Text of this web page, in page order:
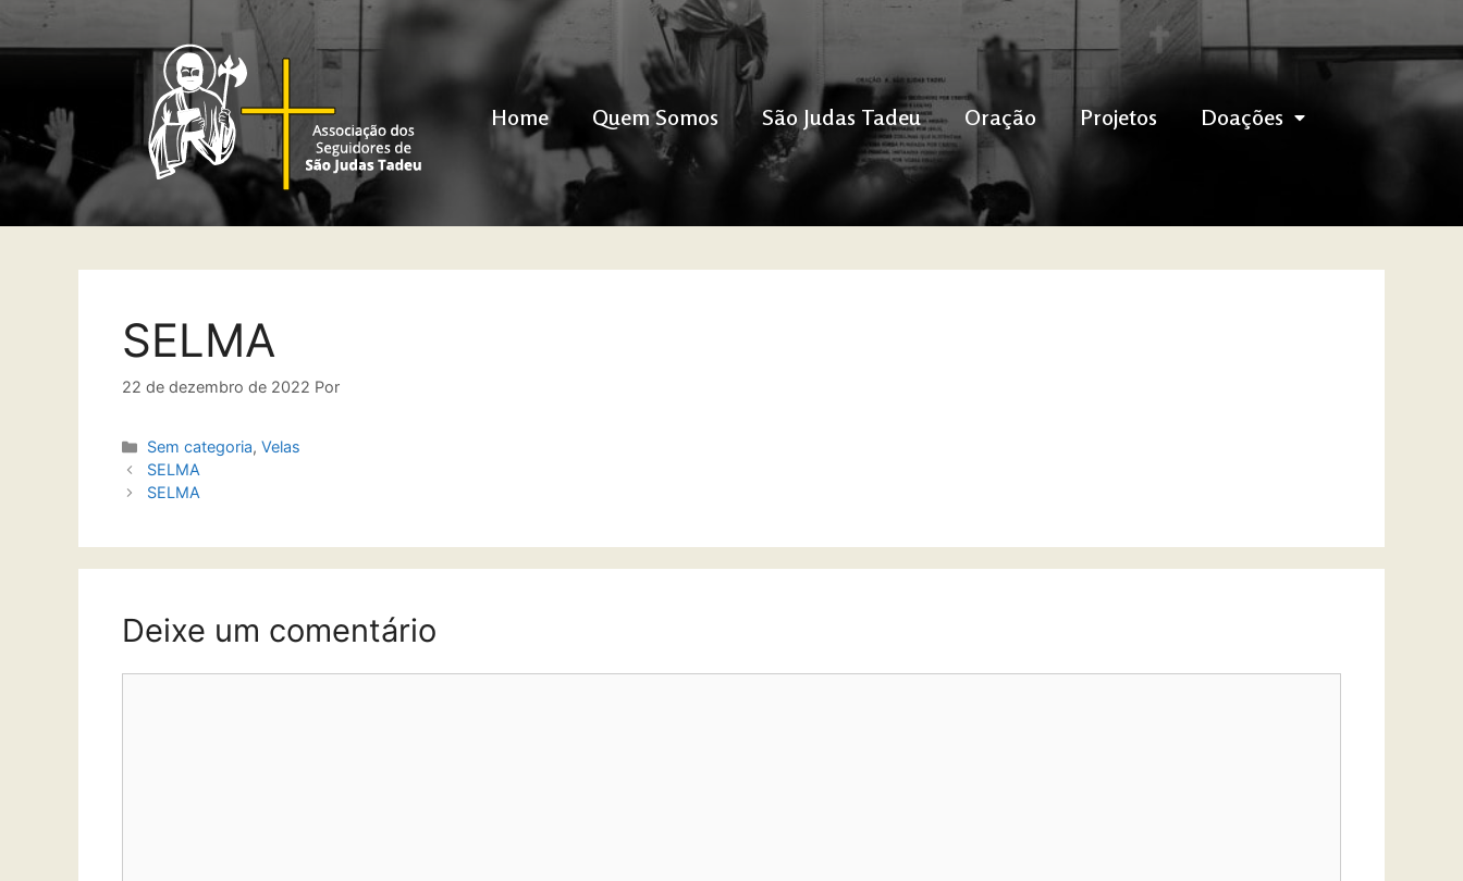
Home Quem Somos São Judas Tadeu Oração Projetos Doações
SELMA
22 de dezembro de 2022 Por
Sem categoria,Velas
SELMA
SELMA
Deixe um comentário